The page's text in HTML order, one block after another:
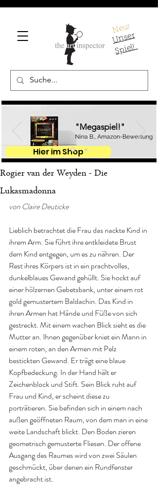
Neu!
U
ns
er
S
pi
el!
"Megaspiel!"
Nina B., Amazon-Bewertung
Hier im Shop
Rogier van der Weyden - Die
Lukasmadonna
von Claire Deuticke
Lieblich betrachtet die Frau das nackte Kind in
ihrem Arm. Sie führt ihre entkleidete Brust
dem Kind entgegen, um es zu nähren. Der
Rest ihres Körpers ist in ein prachtvolles,
dunkelblaues Gewand gehüllt. Sie hockt auf
einer hölzernen Gebetsbank, unter einem rot
gold gemustertem Baldachin. Das Kind in
ihren Armen hat Hände und Füße von sich
gestreckt. Mit einem wachen Blick sieht es die
Mutter an. Ihnen gegenüber kniet ein Mann in
einem roten, an den Armen mit Pelz
bestickten Gewand. Er trägt eine blaue
Kopfbedeckung. In der Hand hält er
Zeichenblock und Stift. Sein Blick ruht auf
Frau und Kind, er scheint diese zu
porträtieren. Sie befinden sich in einem nach
außen geöffneten Raum, von dem man in eine
weite Landschaft blickt. Den Boden zieren
geometrisch gemusterte Fliesen. Der offene
Ausgang des Raumes wird von zwei Säulen
geschmückt, über denen ein Rundfenster
angebracht ist.